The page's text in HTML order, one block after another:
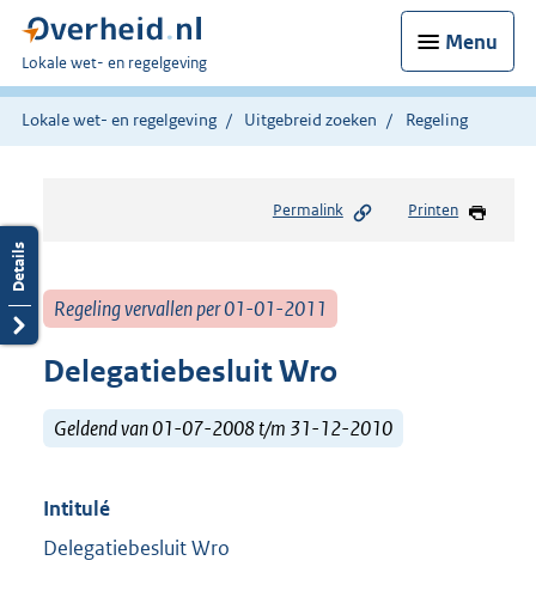
Menu
U
bent
hier:
Lokale wet- en regelgeving
Lokale wet- en regelgeving Uitgebreid zoeken Regeling
Permalink Printen
Regeling vervallen per 01-01-2011
Delegatiebesluit Wro
Geldend van 01-07-2008 t/m 31-12-2010
Intitulé
Delegatiebesluit Wro